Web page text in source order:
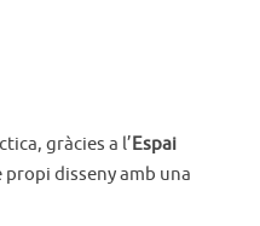
gràcies a l’Espai
disseny amb una